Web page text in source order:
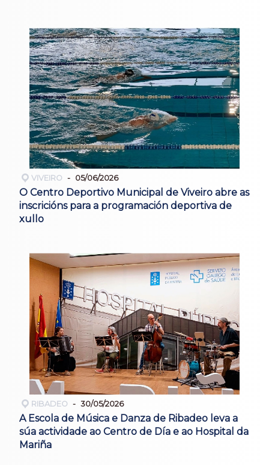
VIVEIRO 05/06/2026
O Centro Deportivo Municipal de Viveiro abre as
inscricións para a programación deportiva de
xullo
RIBADEO 30/05/2026
A Escola de Música e Danza de Ribadeo leva a
súa actividade ao Centro de Día e ao Hospital da
Mariña